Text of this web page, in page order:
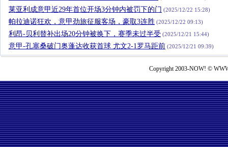
莱亚利成意甲近29年首位开场3分钟内被罚下的门 (2025/12/22 15:28)
帕拉迪诺狂欢，意甲劲旅征服客场，豪取3连胜 (2025/12/22 09:13)
利昂-贝利替补出场20分钟被换下，赛季未过半受 (2025/12/21 15:44)
意甲-孔塞桑破门奥蓬达收获首球 尤文2-1罗马距前 (2025/12/21 09:39)
Copyright 2003-NOW! ©